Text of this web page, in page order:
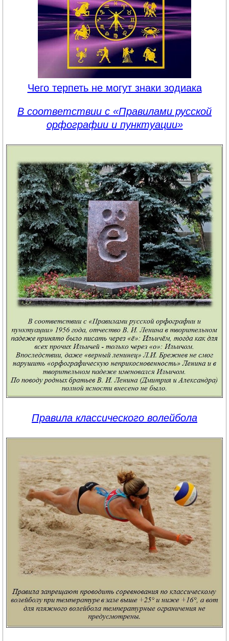
Чего терпеть не могут знаки зодиака
В соответствии с «Правилами русской
орфографии и пунктуации»
Правила классического волейбола